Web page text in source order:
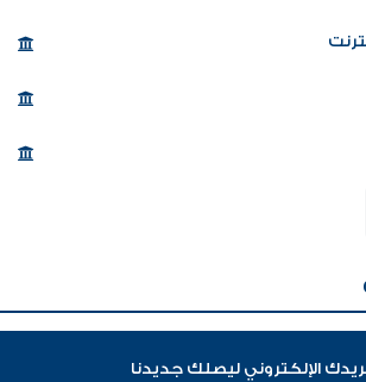
الإلكتروني ليصلك جديدنا